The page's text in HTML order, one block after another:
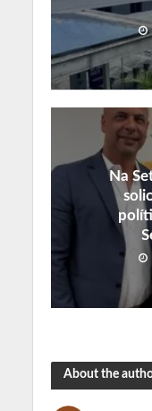
Na
About the